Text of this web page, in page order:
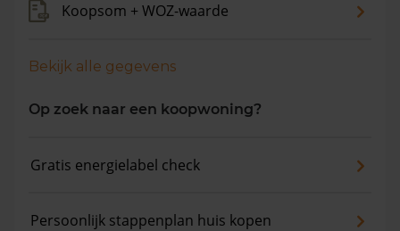
Koopsom + WOZ-waarde
Bekijk alle gegevens
Op zoek naar een koopwoning?
Gratis energielabel check
Persoonlijk stappenplan huis kopen